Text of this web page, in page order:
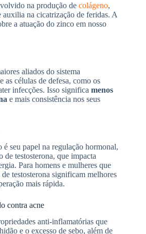
na produção de colágeno,
auxilia na cicatrização de feridas. A
a atuação do zinco em nosso
aliados do sistema
células de defesa, como os
infecções. Isso significa menos
e mais consistência nos seus
seu papel na regulação hormonal,
de testosterona, que impacta
Para homens e mulheres que
testosterona significam melhores
mais rápida.
contra acne
anti-inflamatórias que
e o excesso de sebo, além de